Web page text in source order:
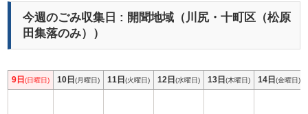
今週のごみ収集日 : 開聞地域（川尻・十町区（松原
田集落のみ））
9日(日曜日) 10日(月曜日) 11日(火曜日) 12日(水曜日) 13日(木曜日) 14日(金曜日)